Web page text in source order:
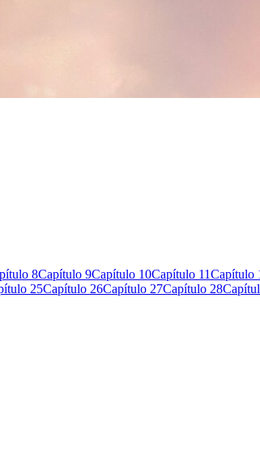
8Capítulo 9Capítulo 10Capítulo 11Capítulo
25Capítulo 26Capítulo 27Capítulo 28